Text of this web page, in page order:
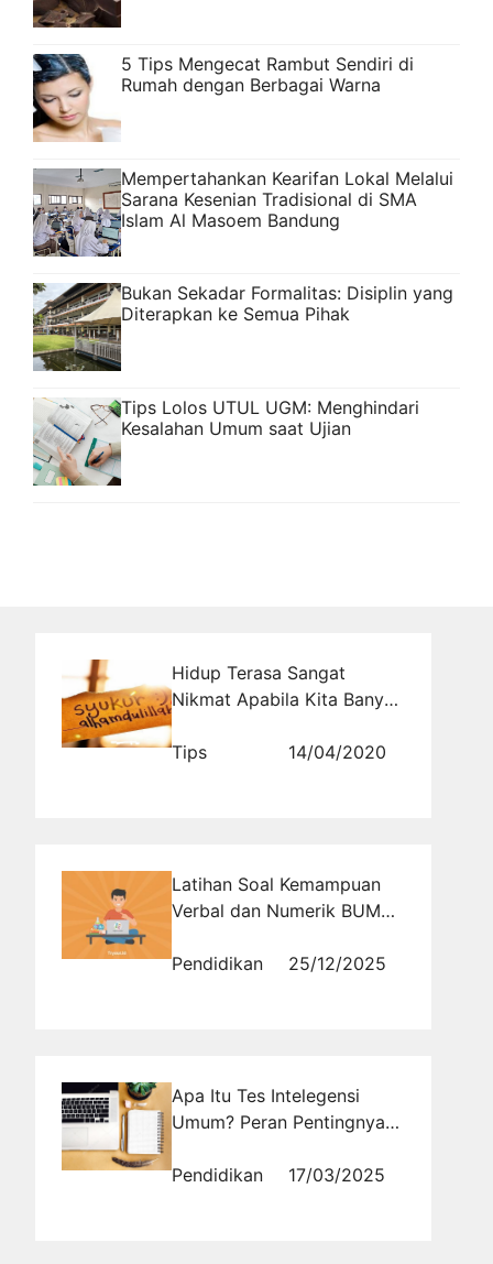
5 Tips Mengecat Rambut Sendiri di
Rumah dengan Berbagai Warna
Mempertahankan Kearifan Lokal Melalui
Sarana Kesenian Tradisional di SMA
Islam Al Masoem Bandung
Bukan Sekadar Formalitas: Disiplin yang
Diterapkan ke Semua Pihak
Tips Lolos UTUL UGM: Menghindari
Kesalahan Umum saat Ujian
Hidup Terasa Sangat
Nikmat Apabila Kita Banyak
Tips
14/04/2020
Latihan Soal Kemampuan
Verbal dan Numerik BUMN
Saing Peserta Seleksi
Pendidikan 25/12/2025
Apa Itu Tes Intelegensi
Umum? Peran Pentingnya
Pendidikan
17/03/2025